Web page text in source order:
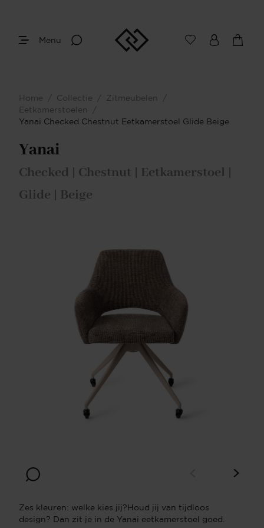
Menu
Home / Collectie / Zitmeubelen
/
Eetkamerstoelen
/
Yanai Checked Chestnut Eetkamerstoel Glide Beige
Yanai
Checked | Chestnut | Eetkamerstoel |
Glide | Beige
Zes kleuren: welke kies jij?Houd jij van tijdloos
design? Dan zit je in de Yanai eetkamerstoel goed.